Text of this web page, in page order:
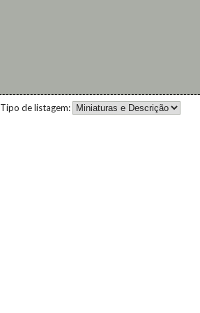
Tipo de listagem: